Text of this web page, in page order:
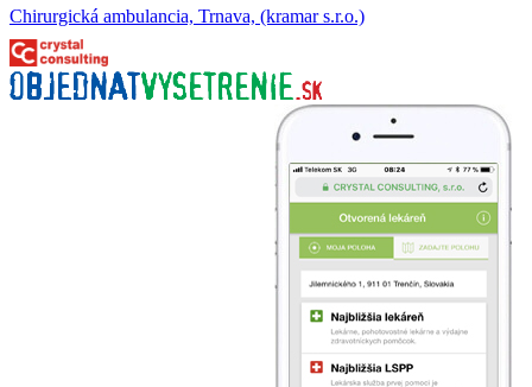
Chirurgická ambulancia, Trnava, (kramar s.r.o.)